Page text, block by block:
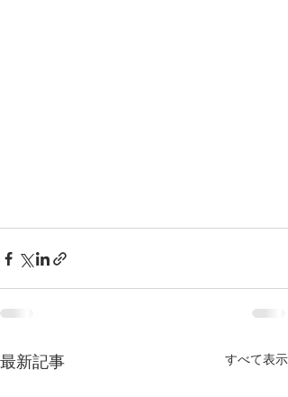
最新記事 すべて表示